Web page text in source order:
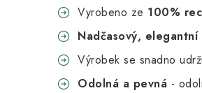
Vyrobeno ze 100%
Nadčasový, elegantní
Výrobek se snadno
Odolná a pevná -